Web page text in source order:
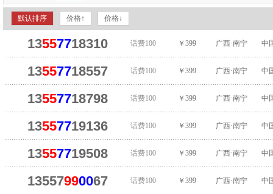
默认排序 价格↑ 价格↓
13557718310 话费100 ￥399 广西·南宁 中
13557718557 话费100 ￥399 广西·南宁 中
13557718798 话费100 ￥399 广西·南宁 中
13557719136 话费100 ￥399 广西·南宁 中
13557719508 话费100 ￥399 广西·南宁 中
13557990067 话费100 ￥399 广西·南宁 中